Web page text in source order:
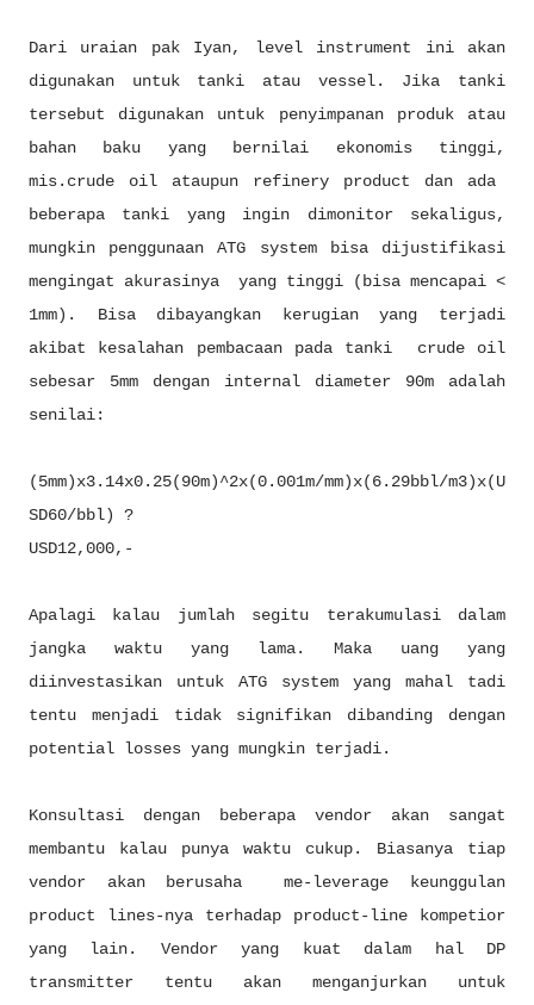
Dari uraian pak Iyan, level instrument ini akan
digunakan untuk tanki atau vessel. Jika tanki
tersebut digunakan untuk penyimpanan produk atau
bahan baku yang bernilai ekonomis tinggi,
mis.crude oil ataupun refinery product dan ada
beberapa tanki yang ingin dimonitor sekaligus,
mungkin penggunaan ATG system bisa dijustifikasi
mengingat akurasinya yang tinggi (bisa mencapai <
1mm). Bisa dibayangkan kerugian yang terjadi
akibat kesalahan pembacaan pada tanki crude oil
sebesar 5mm dengan internal diameter 90m adalah
senilai:
(5mm)x3.14x0.25(90m)^2x(0.001m/mm)x(6.29bbl/m3)x(U
SD60/bbl) ?
USD12,000,-
Apalagi kalau jumlah segitu terakumulasi dalam
jangka waktu yang lama. Maka uang yang
diinvestasikan untuk ATG system yang mahal tadi
tentu menjadi tidak signifikan dibanding dengan
potential losses yang mungkin terjadi.
Konsultasi dengan beberapa vendor akan sangat
membantu kalau punya waktu cukup. Biasanya tiap
vendor akan berusaha me-leverage keunggulan
product lines-nya terhadap product-line kompetior
yang lain. Vendor yang kuat dalam hal DP
transmitter tentu akan menganjurkan untuk